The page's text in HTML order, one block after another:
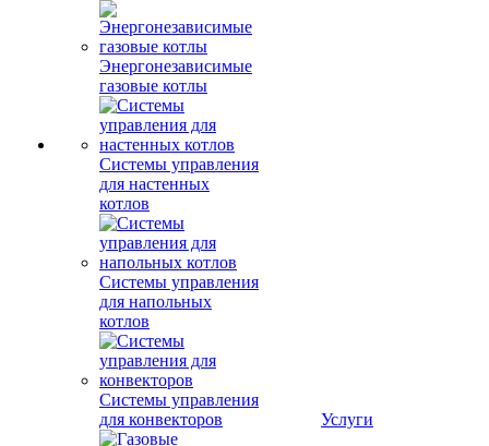
Энергонезависимые
газовые котлы
Системы управления
для настенных
котлов
Системы управления
для напольных
котлов
Системы управления
для конвекторов
Услуги